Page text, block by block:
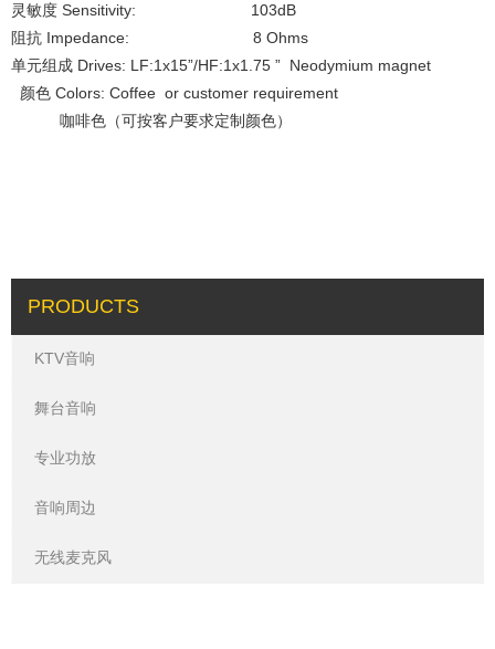
灵敏度 Sensitivity: 103dB
阻抗 Impedance: 8 Ohms
单元组成 Drives: LF:1x15”/HF:1x1.75 ” Neodymium magnet
颜色 Colors: Coffee or customer requirement
咖啡色（可按客户要求定制颜色）
PRODUCTS
KTV音响
舞台音响
专业功放
音响周边
无线麦克风